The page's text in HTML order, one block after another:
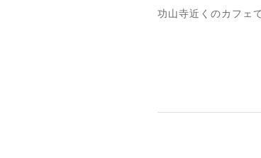
功山寺近くのカフェ